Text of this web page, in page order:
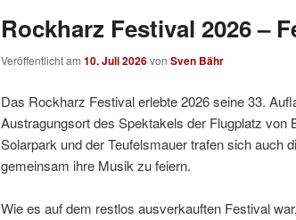
Rockharz Festival 2026 –
Veröffentlicht am 10. Juli 2026von Sven Bähr
Das Rockharz Festival erlebte 2026 seine 33.
Austragungsort des Spektakels der Flugplatz von
Solarpark und der Teufelsmauer trafen sich auch
gemeinsam ihre Musik zu feiern.
Wie es auf dem restlos ausverkauften Festival